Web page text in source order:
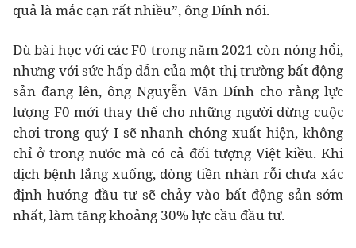
quả là mắc cạn rất nhiều”, ông Đính nói.
Dù bài học với các F0 trong năm 2021 còn nóng hổi,
nhưng với sức hấp dẫn của một thị trường bất động
sản đang lên, ông Nguyễn Văn Đính cho rằng lực
lượng F0 mới thay thế cho những người dừng cuộc
chơi trong quý I sẽ nhanh chóng xuất hiện, không
chỉ ở trong nước mà có cả đối tượng Việt kiều. Khi
dịch bệnh lắng xuống, dòng tiền nhàn rỗi chưa xác
định hướng đầu tư sẽ chảy vào bất động sản sớm
nhất, làm tăng khoảng 30% lực cầu đầu tư.